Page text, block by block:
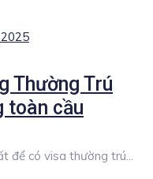
Thường Trú
toàn cầu
để có visa thường trú...